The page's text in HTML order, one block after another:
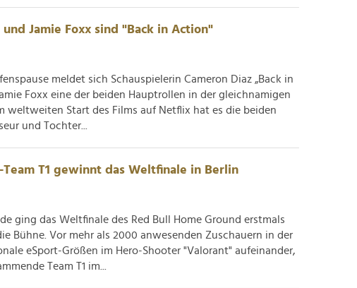
und Jamie Foxx sind "Back in Action"
meldet sich Schauspielerin Cameron Diaz „Back in
Foxx eine der beiden Hauptrollen in der gleichnamigen
weltweiten Start des Films auf Netflix hat es die beiden
und Tochter...
Team T1 gewinnt das Weltfinale in Berlin
ging das Weltfinale des Red Bull Home Ground erstmals
Bühne. Vor mehr als 2000 anwesenden Zuschauern in der
eSport-Größen im Hero-Shooter "Valorant" aufeinander,
Team T1 im...